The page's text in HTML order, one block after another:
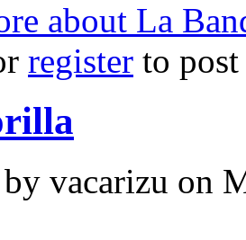
about La
register to
vacarizu on